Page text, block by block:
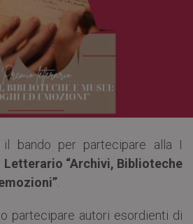
bando per partecipare alla I
Letterario “Archivi, Biblioteche
partecipare autori esordienti di